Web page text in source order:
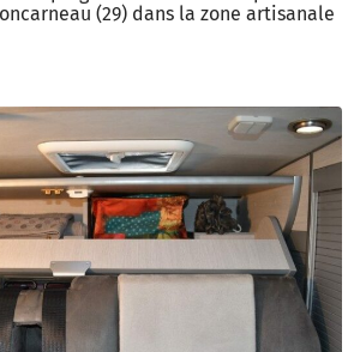
(29) dans la zone artisanale